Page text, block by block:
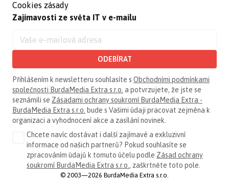
Cookies zásady
Zajímavosti ze světa IT v e-mailu
ODEBÍRAT
Přihlášením k newsletteru souhlasíte s Obchodními podmínkami
společnosti BurdaMedia Extra s.r.o. a potvrzujete, že jste se
seznámili se Zásadami ochrany soukromí BurdaMedia Extra -
BurdaMedia Extra s.r.o. bude s Vašimi údaji pracovat zejména k
organizaci a vyhodnocení akce a zasílání novinek.
Chcete navíc dostávat i další zajímavé a exkluzivní
informace od našich partnerů? Pokud souhlasíte se
zpracováním údajů k tomuto účelu podle Zásad ochrany
soukromí BurdaMedia Extra s.r.o. , zaškrtněte toto pole.
© 2003—2026 BurdaMedia Extra s.r.o.